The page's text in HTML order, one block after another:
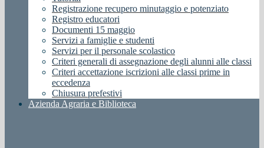
Registrazione recupero minutaggio e potenziato
Registro educatori
Documenti 15 maggio
Servizi a famiglie e studenti
Servizi per il personale scolastico
Criteri generali di assegnazione degli alunni alle classi
Criteri accettazione iscrizioni alle classi prime in
eccedenza
Chiusura prefestivi
Azienda Agraria e Biblioteca